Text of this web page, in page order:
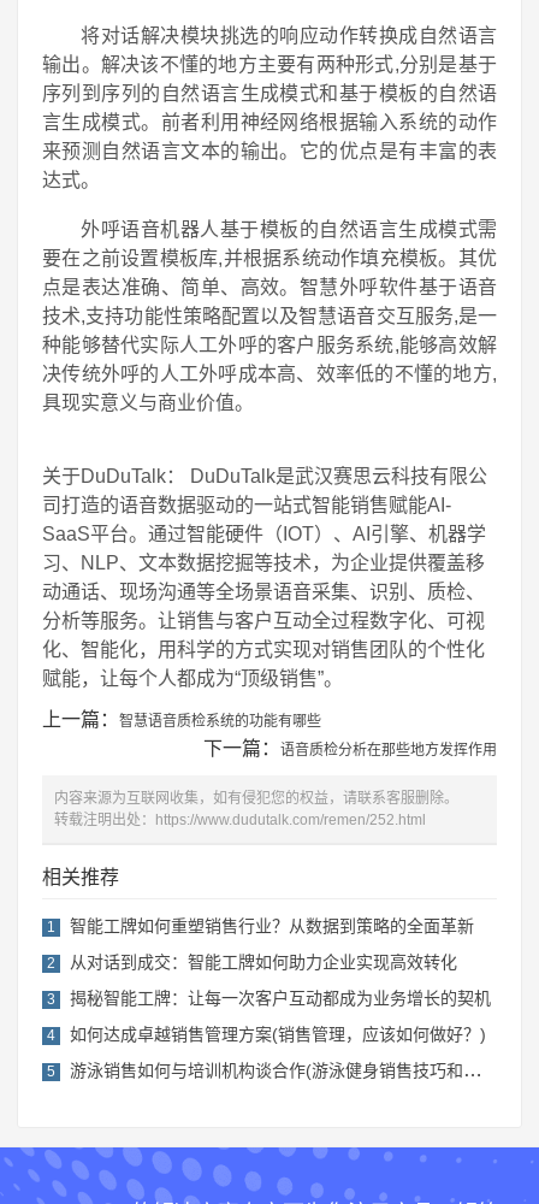
将对话解决模块挑选的响应动作转换成自然语言
输出。解决该不懂的地方主要有两种形式,分别是基于
序列到序列的自然语言生成模式和基于模板的自然语
言生成模式。前者利用神经网络根据输入系统的动作
来预测自然语言文本的输出。它的优点是有丰富的表
达式。
外呼语音机器人基于模板的自然语言生成模式需
要在之前设置模板库,并根据系统动作填充模板。其优
点是表达准确、简单、高效。智慧外呼软件基于语音
技术,支持功能性策略配置以及智慧语音交互服务,是一
种能够替代实际人工外呼的客户服务系统,能够高效解
决传统外呼的人工外呼成本高、效率低的不懂的地方,
具现实意义与商业价值。
关于DuDuTalk： DuDuTalk是武汉赛思云科技有限公
司打造的语音数据驱动的一站式智能销售赋能AI-
SaaS平台。通过智能硬件（IOT）、AI引擎、机器学
习、NLP、文本数据挖掘等技术，为企业提供覆盖移
动通话、现场沟通等全场景语音采集、识别、质检、
分析等服务。让销售与客户互动全过程数字化、可视
化、智能化，用科学的方式实现对销售团队的个性化
赋能，让每个人都成为“顶级销售”。
上一篇：
智慧语音质检系统的功能有哪些
下一篇： 语音质检分析在那些地方发挥作用
内容来源为互联网收集，如有侵犯您的权益，请联系客服删除。
转载注明出处：
https://www.dudutalk.com/remen/252.html
相关推荐
1 智能工牌如何重塑销售行业？从数据到策略的全面革新
2 从对话到成交：智能工牌如何助力企业实现高效转化
3 揭秘智能工牌：让每一次客户互动都成为业务增长的契机
4 如何达成卓越销售管理方案(销售管理，应该如何做好？)
5 游泳销售如何与培训机构谈合作(游泳健身销售技巧和话术)